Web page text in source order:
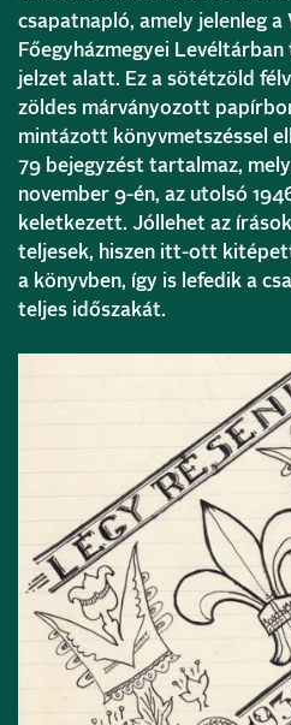
csapatnapló, amely jelenleg a
Főegyházmegyei Levéltárban
jelzet alatt. Ez a sötétzöld
zöldes márványozott
mintázott könyvmetszéssel
79 bejegyzést tartalmaz,
november 9-én, az utolsó
keletkezett. Jóllehet az
teljesek, hiszen itt-ott
a könyvben, így is lefedik a
teljes időszakát.